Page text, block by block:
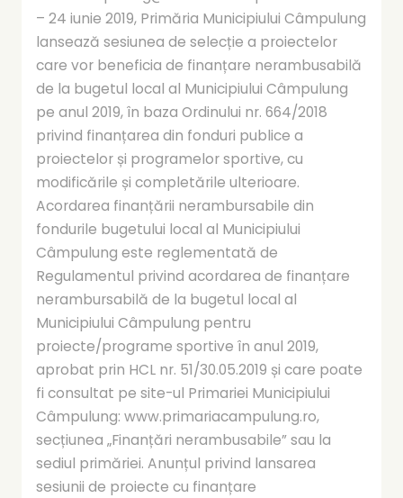
– 24 iunie 2019, Primăria Municipiului Câmpulung
lansează sesiunea de selecție a proiectelor
care vor beneficia de finanțare nerambusabilă
de la bugetul local al Municipiului Câmpulung
pe anul 2019, în baza Ordinului nr. 664/2018
privind finanțarea din fonduri publice a
proiectelor și programelor sportive, cu
modificările și completările ulterioare.
Acordarea finanțării nerambursabile din
fondurile bugetului local al Municipiului
Câmpulung este reglementată de
Regulamentul privind acordarea de finanțare
nerambursabilă de la bugetul local al
Municipiului Câmpulung pentru
proiecte/programe sportive în anul 2019,
aprobat prin HCL nr. 51/30.05.2019 și care poate
fi consultat pe site-ul Primariei Municipiului
Câmpulung: www.primariacampulung.ro,
secțiunea „Finanțări nerambusabile” sau la
sediul primăriei. Anunțul privind lansarea
sesiunii de proiecte cu finanțare